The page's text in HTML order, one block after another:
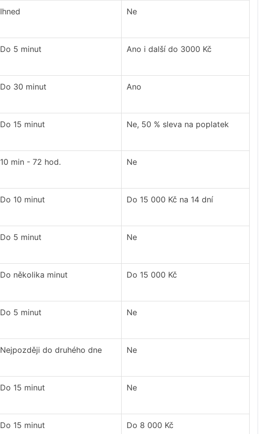
Ihned Ne
Do 5 minut Ano i další do 3000 Kč
Do 30 minut Ano
Do 15 minut Ne, 50 % sleva na poplatek
10 min - 72 hod. Ne
Do 10 minut Do 15 000 Kč na 14 dní
Do 5 minut Ne
Do několika minut Do 15 000 Kč
Do 5 minut Ne
Nejpozději do druhého dne Ne
Do 15 minut Ne
Do 15 minut Do 8 000 Kč